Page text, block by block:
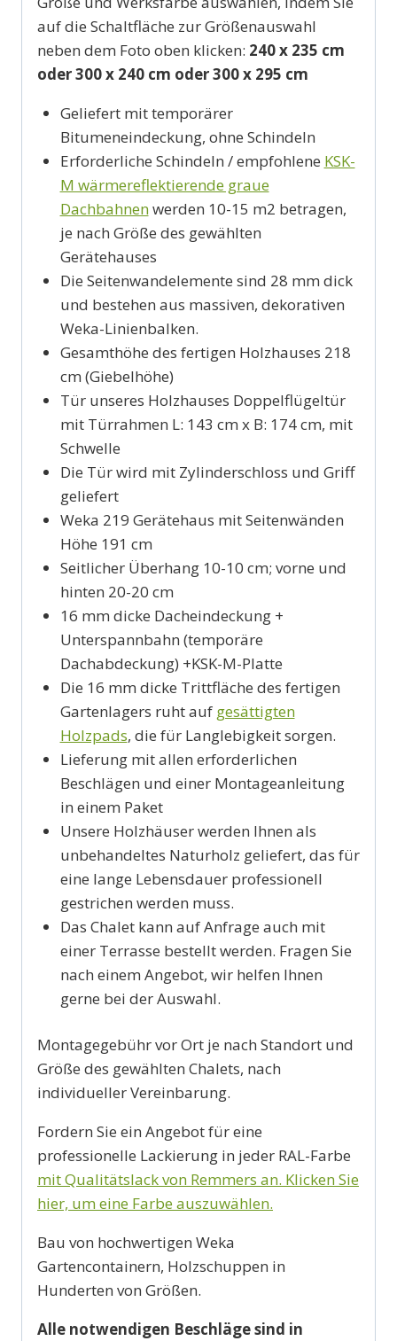
auf die Schaltfläche zur Größenauswahl
neben dem Foto oben klicken: 240 x 235 cm
oder 300 x 240 cm oder 300 x 295 cm
Geliefert mit temporärer
Bitumeneindeckung, ohne Schindeln
Erforderliche Schindeln / empfohlene KSK-
M wärmereflektierende graue
Dachbahnenwerden 10-15 m2 betragen,
je nach Größe des gewählten
Gerätehauses
Die Seitenwandelemente sind 28 mm dick
und bestehen aus massiven, dekorativen
Weka-Linienbalken.
Gesamthöhe des fertigen Holzhauses 218
cm (Giebelhöhe)
Tür unseres Holzhauses Doppelflügeltür
mit Türrahmen L: 143 cm x B: 174 cm, mit
Schwelle
Die Tür wird mit Zylinderschloss und Griff
geliefert
Weka 219 Gerätehaus mit Seitenwänden
Höhe 191 cm
Seitlicher Überhang 10-10 cm; vorne und
hinten 20-20 cm
16 mm dicke Dacheindeckung +
Unterspannbahn (temporäre
Dachabdeckung) +KSK-M-Platte
Die 16 mm dicke Trittfläche des fertigen
Gartenlagers ruht auf gesättigten
Holzpads, die für Langlebigkeit sorgen.
Lieferung mit allen erforderlichen
Beschlägen und einer Montageanleitung
in einem Paket
Unsere Holzhäuser werden Ihnen als
unbehandeltes Naturholz geliefert, das für
eine lange Lebensdauer professionell
gestrichen werden muss.
Das Chalet kann auf Anfrage auch mit
einer Terrasse bestellt werden. Fragen Sie
nach einem Angebot, wir helfen Ihnen
gerne bei der Auswahl.
Montagegebühr vor Ort je nach Standort und
Größe des gewählten Chalets, nach
individueller Vereinbarung.
Fordern Sie ein Angebot für eine
professionelle Lackierung in jeder RAL-Farbe
mit Qualitätslack von Remmers an. Klicken Sie
hier, um eine Farbe auszuwählen.
Bau von hochwertigen Weka
Gartencontainern, Holzschuppen in
Hunderten von Größen.
Alle notwendigen Beschläge sind in